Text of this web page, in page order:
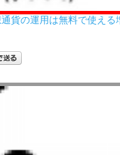
貨の運用は無料で使える